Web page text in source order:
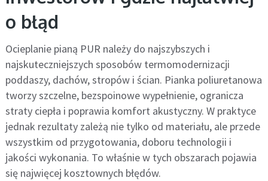
o błąd
Ocieplanie pianą PUR należy do najszybszych i
najskuteczniejszych sposobów termomodernizacji
poddaszy, dachów, stropów i ścian. Pianka poliuretanowa
tworzy szczelne, bezspoinowe wypełnienie, ogranicza
straty ciepła i poprawia komfort akustyczny. W praktyce
jednak rezultaty zależą nie tylko od materiału, ale przede
wszystkim od przygotowania, doboru technologii i
jakości wykonania. To właśnie w tych obszarach pojawia
się najwięcej kosztownych błędów.